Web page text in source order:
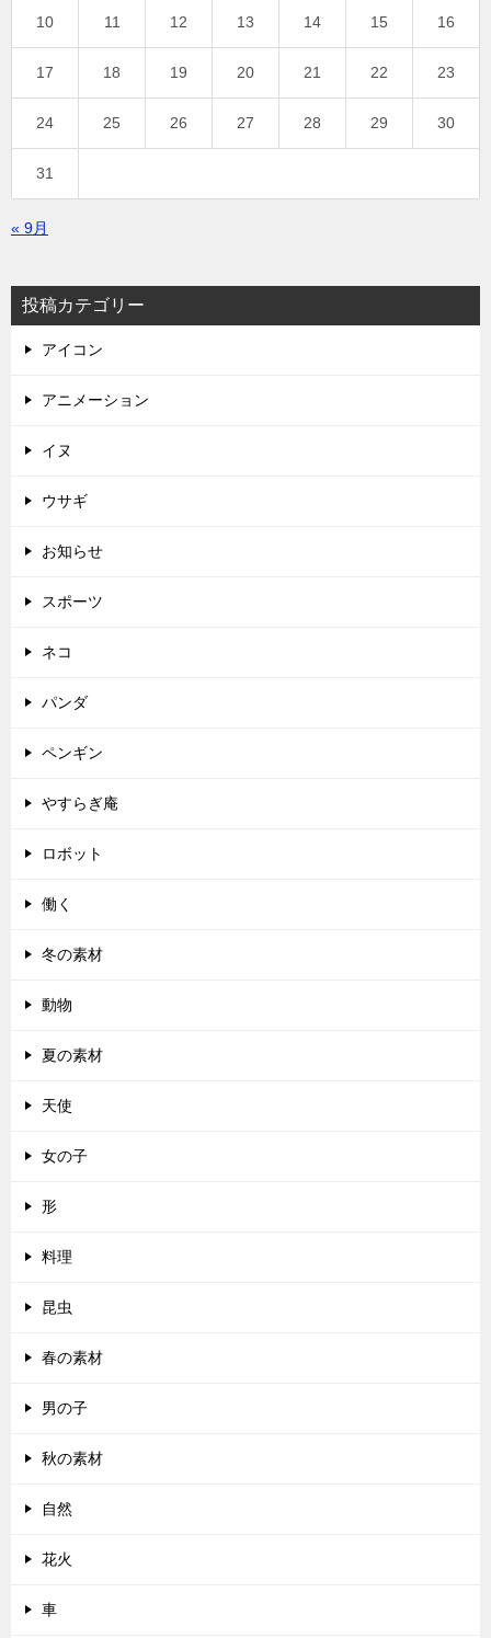
10 11 12 13 14 15 16
17 18 19 20 21 22 23
24 25 26 27 28 29 30
31
« 9月
投稿カテゴリー
アイコン
アニメーション
イヌ
ウサギ
お知らせ
スポーツ
ネコ
パンダ
ペンギン
やすらぎ庵
ロボット
働く
冬の素材
動物
夏の素材
天使
女の子
形
料理
昆虫
春の素材
男の子
秋の素材
自然
花火
車